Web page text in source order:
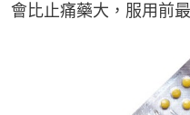
會比止痛藥大，服用前